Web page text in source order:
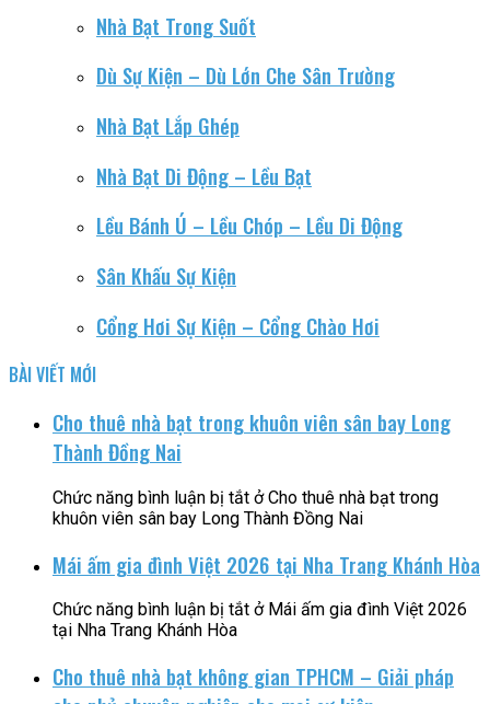
Nhà Bạt Trong Suốt
Dù Sự Kiện – Dù Lớn Che Sân Trường
Nhà Bạt Lắp Ghép
Nhà Bạt Di Động – Lều Bạt
Lều Bánh Ú – Lều Chóp – Lều Di Động
Sân Khấu Sự Kiện
Cổng Hơi Sự Kiện – Cổng Chào Hơi
BÀI VIẾT MỚI
Cho thuê nhà bạt trong khuôn viên sân bay Long
Thành Đồng Nai
Chức năng bình luận bị tắt ở Cho thuê nhà bạt trong
khuôn viên sân bay Long Thành Đồng Nai
Mái ấm gia đình Việt 2026 tại Nha Trang Khánh Hòa
Chức năng bình luận bị tắt ở Mái ấm gia đình Việt 2026
tại Nha Trang Khánh Hòa
Cho thuê nhà bạt không gian TPHCM – Giải pháp